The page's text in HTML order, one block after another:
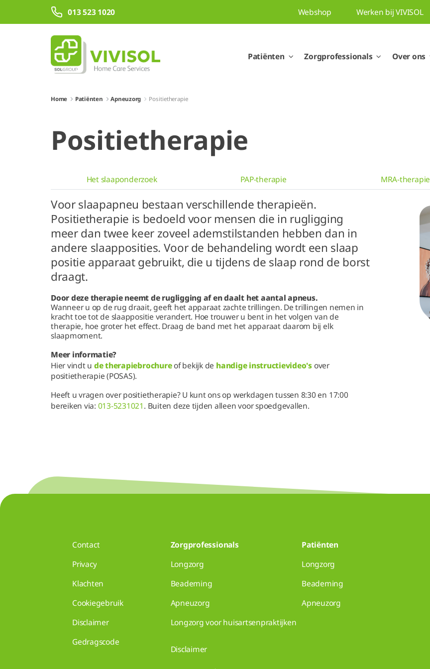
Overslaan en naar hoofdinhoud gaan
013 523 1020 Webshop Werken bij VIVISOL
Patiënten Zorgprofessionals Over ons
Home Patiënten Apneuzorg Positietherapie
Positietherapie
Het slaaponderzoek PAP-therapie MRA-therapie
Voor slaapapneu bestaan verschillende therapieën.
Positietherapie is bedoeld voor mensen die in rugligging
meer dan twee keer zoveel ademstilstanden hebben dan in
andere slaapposities. Voor de behandeling wordt een slaap
positie apparaat gebruikt, die u tijdens de slaap rond de borst
draagt.
Door deze therapie neemt de rugligging af en daalt het aantal apneus.
Wanneer u op de rug draait, geeft het apparaat zachte trillingen. De trillingen nemen in
kracht toe tot de slaappositie verandert. Hoe trouwer u bent in het volgen van de
therapie, hoe groter het effect. Draag de band met het apparaat daarom bij elk
slaapmoment.
Meer informatie?
Hier vindt u de therapiebrochureof bekijk de handige instructievideo's over
positietherapie (POSAS).
Heeft u vragen over positietherapie? U kunt ons op werkdagen tussen 8:30 en 17:00
bereiken via: 013-5231021. Buiten deze tijden alleen voor spoedgevallen.
Contact
Privacy
Klachten
Cookiegebruik
Disclaimer
Gedragscode
Zorgprofessionals
Longzorg
Beademing
Apneuzorg
Longzorg voor huisartsenpraktijken
Disclaimer
Patiënten
Longzorg
Beademing
Apneuzorg